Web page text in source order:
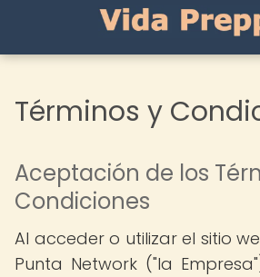
Términos y
Aceptación de los
Condiciones
Al acceder o utilizar el sitio
Punta Network ("la